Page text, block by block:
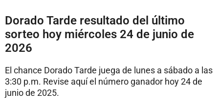
Dorado Tarde resultado del último
sorteo hoy miércoles 24 de junio de
2026
El chance Dorado Tarde juega de lunes a sábado a las
3:30 p.m. Revise aquí el número ganador hoy 24 de
junio de 2025.